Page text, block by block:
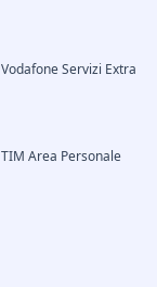
Vodafone Servizi Extra
TIM Area Personale